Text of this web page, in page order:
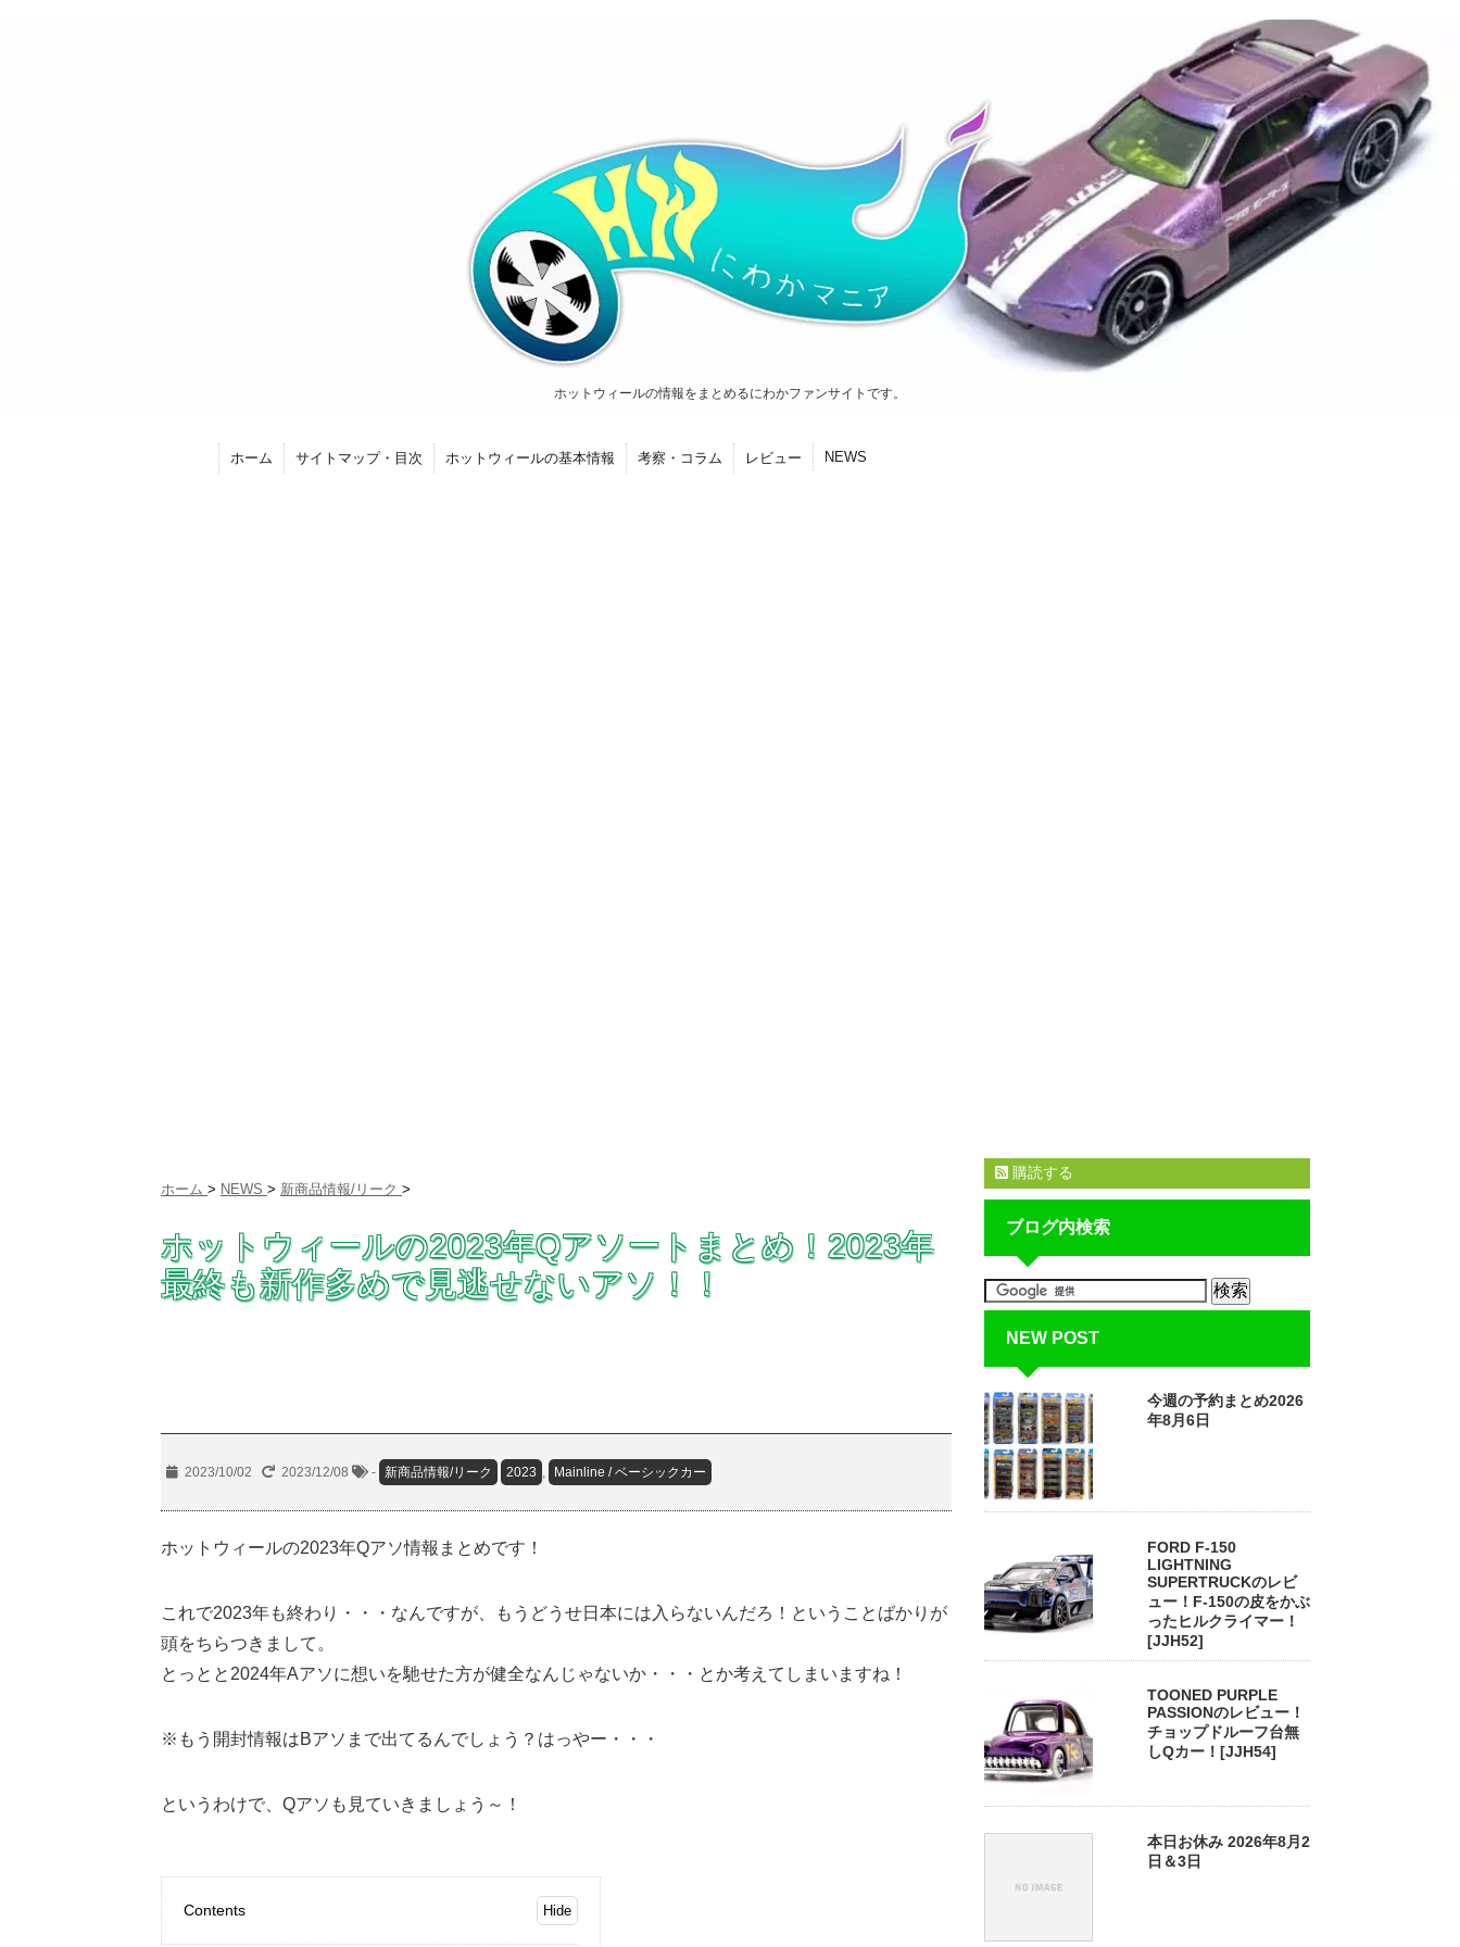
ホットウィールの情報をまとめるにわかファンサイトです。
ホーム サイトマップ・目次 ホットウィールの基本情報 考察・コラム レビュー NEWS
ホーム > NEWS > 新商品情報/リーク >
ホットウィールの2023年Qアソートまとめ！2023年
最終も新作多めで見逃せないアソ！！
2023/10/02 2023/12/08 - 新商品情報/リーク 2023 , Mainline / ベーシックカー
ホットウィールの2023年Qアソ情報まとめです！
これで2023年も終わり・・・なんですが、もうどうせ日本には入らないんだろ！ということばかりが
頭をちらつきまして。
とっとと2024年Aアソに想いを馳せた方が健全なんじゃないか・・・とか考えてしまいますね！
※もう開封情報はBアソまで出てるんでしょう？はっやー・・・
というわけで、Qアソも 見ていきましょう～！
Contents
購読する
ブログ内検索
NEW POST
今週の予約まとめ2026
年8月6日
FORD F-150
LIGHTNING
SUPERTRUCKのレビ
ュー！F-150の皮をかぶ
ったヒルクライマー！
[JJH52]
TOONED PURPLE
PASSIONのレビュー！
チョップドルーフ台無
しQカー！[JJH54]
本日お休み 2026年8月2
日＆3日